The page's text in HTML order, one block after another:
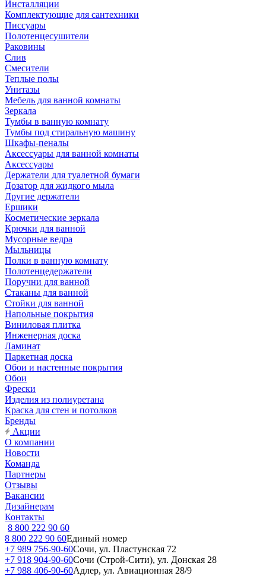
Инсталляции
Комплектующие для сантехники
Писсуары
Полотенцесушители
Раковины
Слив
Смесители
Теплые полы
Унитазы
Мебель для ванной комнаты
Зеркала
Тумбы в ванную комнату
Тумбы под стиральную машину
Шкафы-пеналы
Аксессуары для ванной комнаты
Аксессуары
Держатели для туалетной бумаги
Дозатор для жидкого мыла
Другие держатели
Ершики
Косметические зеркала
Крючки для ванной
Мусорные ведра
Мыльницы
Полки в ванную комнату
Полотенцедержатели
Поручни для ванной
Стаканы для ванной
Стойки для ванной
Напольные покрытия
Виниловая плитка
Инженерная доска
Ламинат
Паркетная доска
Обои и настенные покрытия
Обои
Фрески
Изделия из полиуретана
Краска для стен и потолков
Бренды
Акции
О компании
Новости
Команда
Партнеры
Отзывы
Вакансии
Дизайнерам
Контакты
8 800 222 90 60
8 800 222 90 60Единый номер
+7 989 756-90-60Сочи, ул. Пластунская 72
+7 918 904-90-60Сочи (Строй-Сити), ул. Донская 28
+7 988 406-90-60Адлер, ул. Авиационная 28/9